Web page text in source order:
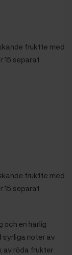
fruktte med
15 separat
fruktte med
15 separat
och en härlig
syrliga noter av
av röda frukter